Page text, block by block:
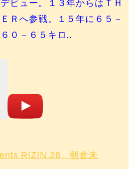
ビュー。１３年からはＴＨ
Ｒへ参戦。１５年に６５－
０－６５キロ..
RIZIN.28 朝倉未